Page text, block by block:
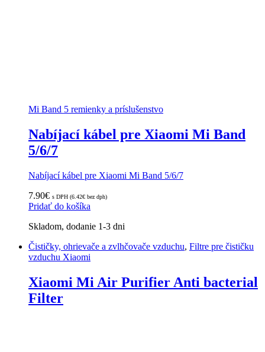
Mi Band 5 remienky a príslušenstvo
Nabíjací kábel pre Xiaomi Mi Band
5/6/7
Nabíjací kábel pre Xiaomi Mi Band 5/6/7
7.90€ s DPH (6.42€ bez dph)
Pridať do košíka
Skladom, dodanie 1-3 dni
Čističky, ohrievače a zvlhčovače vzduchu, Filtre pre čističku
vzduchu Xiaomi
Xiaomi Mi Air Purifier Anti bacterial
Filter